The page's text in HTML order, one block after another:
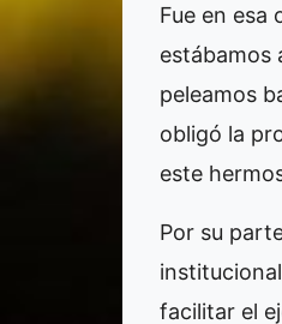
Fue en esa
estábamos
peleamos
obligó la
este
Por su
facilitar el